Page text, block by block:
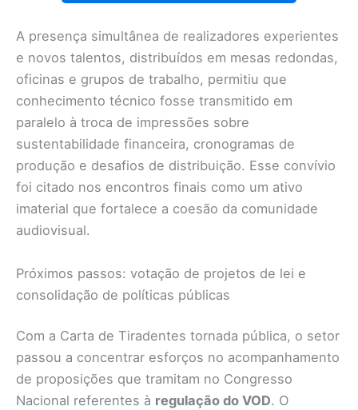
A presença simultânea de realizadores experientes
e novos talentos, distribuídos em mesas redondas,
oficinas e grupos de trabalho, permitiu que
conhecimento técnico fosse transmitido em
paralelo à troca de impressões sobre
sustentabilidade financeira, cronogramas de
produção e desafios de distribuição. Esse convívio
foi citado nos encontros finais como um ativo
imaterial que fortalece a coesão da comunidade
audiovisual.
Próximos passos: votação de projetos de lei e
consolidação de políticas públicas
Com a Carta de Tiradentes tornada pública, o setor
passou a concentrar esforços no acompanhamento
de proposições que tramitam no Congresso
Nacional referentes à regulação do VOD. O